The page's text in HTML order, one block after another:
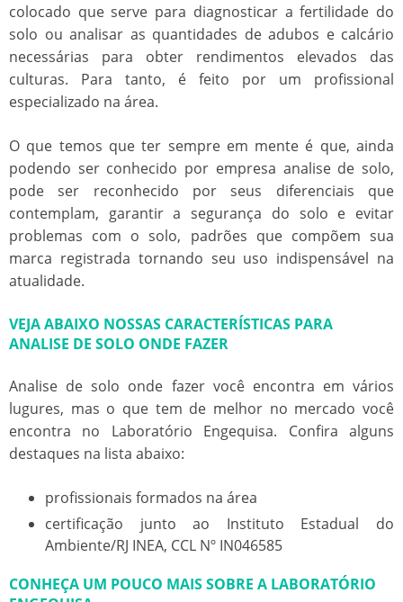
colocado que serve para diagnosticar a fertilidade do
solo ou analisar as quantidades de adubos e calcário
necessárias para obter rendimentos elevados das
culturas. Para tanto, é feito por um profissional
especializado na área.
O que temos que ter sempre em mente é que, ainda
podendo ser conhecido por empresa analise de solo,
pode ser reconhecido por seus diferenciais que
contemplam, garantir a segurança do solo e evitar
problemas com o solo, padrões que compõem sua
marca registrada tornando seu uso indispensável na
atualidade.
VEJA ABAIXO NOSSAS CARACTERÍSTICAS PARA
ANALISE DE SOLO ONDE FAZER
Analise de solo onde fazervocê encontra em vários
lugures, mas o que tem de melhor no mercado você
encontra no Laboratório Engequisa. Confira alguns
destaques na lista abaixo:
profissionais formados na área
certificação junto ao Instituto Estadual do
Ambiente/RJ INEA, CCL Nº IN046585
CONHEÇA UM POUCO MAIS SOBRE A LABORATÓRIO